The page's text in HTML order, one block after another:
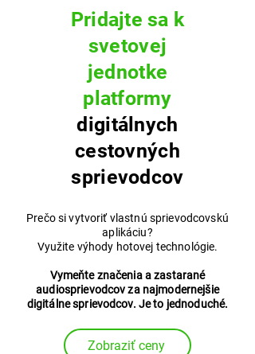
Pridajte sa k
svetovej
jednotke
platformy
digitálnych
cestovných
sprievodcov
Prečo si vytvoriť vlastnú sprievodcovskú
aplikáciu?
Využite výhody hotovej technológie.
Vymeňte značenia a zastarané
audiosprievodcov za najmodernejšie
digitálne sprievodcov. Je to jednoduché.
Zobraziť ceny